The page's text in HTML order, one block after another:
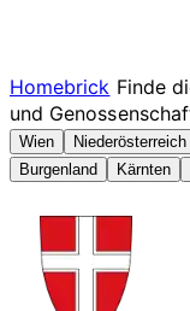
Homebrick Finde
und
Wien Niederösterreich
Burgenland
Kärnten